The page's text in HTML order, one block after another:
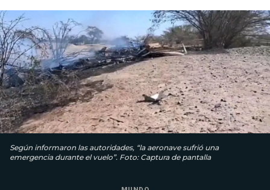
Según informaron las autoridades, “la aeronave sufrió una
emergencia durante el vuelo”. Foto: Captura de pantalla